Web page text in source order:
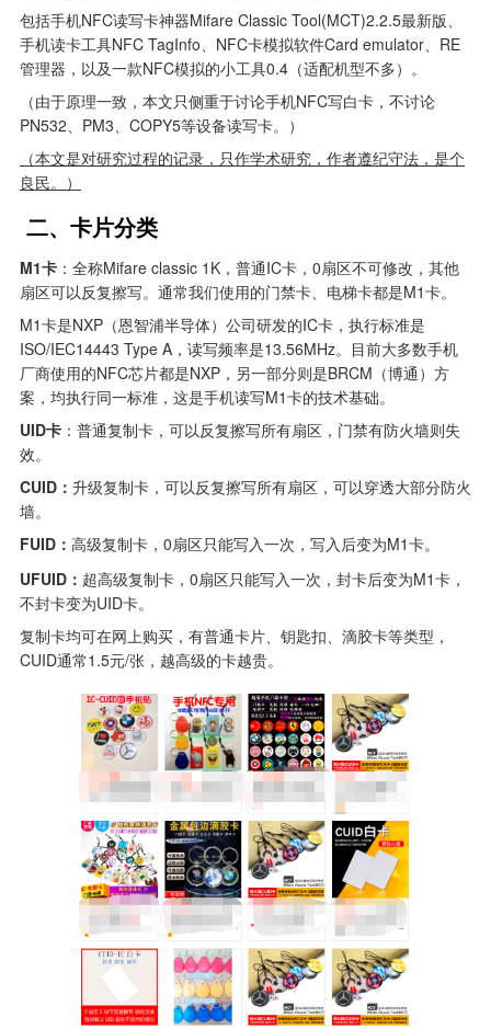
包括手机NFC读写卡神器Mifare Classic Tool(MCT)2.2.5最新版、
手机读卡工具NFC TagInfo、NFC卡模拟软件Card emulator、RE
管理器，以及一款NFC模拟的小工具0.4（适配机型不多）。
（由于原理一致，本文只侧重于讨论手机NFC写白卡，不讨论
PN532、PM3、COPY5等设备读写卡。）
（本文是对研究过程的记录，只作学术研究，作者遵纪守法，是个
良民。）
二、卡片分类
M1卡 ：全称Mifare classic 1K，普通IC卡，0扇区不可修改，其他
扇区可以反复擦写。通常我们使用的门禁卡、电梯卡都是M1卡。
M1卡是NXP（恩智浦半导体）公司研发的IC卡，执行标准是
ISO/IEC14443 Type A，读写频率是13.56MHz。目前大多数手机
厂商使用的NFC芯片都是NXP，另一部分则是BRCM（博通）方
案，均执行同一标准，这是手机读写M1卡的技术基础。
UID卡 ：普通复制卡，可以反复擦写所有扇区，门禁有防火墙则失
效。
CUID： 升级复制卡，可以反复擦写所有扇区，可以穿透大部分防火
墙。
FUID： 高级复制卡，0扇区只能写入一次，写入后变为M1卡。
UFUID： 超高级复制卡，0扇区只能写入一次，封卡后变为M1卡，
不封卡变为UID卡。
复制卡均可在网上购买，有普通卡片、钥匙扣、滴胶卡等类型，
CUID通常1.5元/张，越高级的卡越贵。